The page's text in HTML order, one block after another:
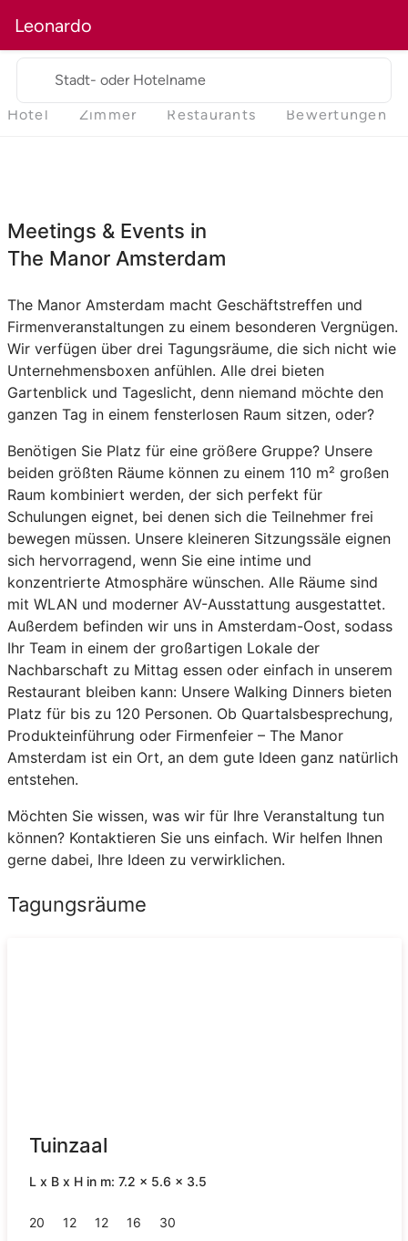
Leonardo
Stadt- oder Hotelname
Hotel Zimmer Restaurants Bewertungen
Meetings & Events in
The Manor Amsterdam
The Manor Amsterdam macht Geschäftstreffen und
Firmenveranstaltungen zu einem besonderen Vergnügen.
Wir verfügen über drei Tagungsräume, die sich nicht wie
Unternehmensboxen anfühlen. Alle drei bieten
Gartenblick und Tageslicht, denn niemand möchte den
ganzen Tag in einem fensterlosen Raum sitzen, oder?
Benötigen Sie Platz für eine größere Gruppe? Unsere
beiden größten Räume können zu einem 110 m² großen
Raum kombiniert werden, der sich perfekt für
Schulungen eignet, bei denen sich die Teilnehmer frei
bewegen müssen. Unsere kleineren Sitzungssäle eignen
sich hervorragend, wenn Sie eine intime und
konzentrierte Atmosphäre wünschen. Alle Räume sind
mit WLAN und moderner AV-Ausstattung ausgestattet.
Außerdem befinden wir uns in Amsterdam-Oost, sodass
Ihr Team in einem der großartigen Lokale der
Nachbarschaft zu Mittag essen oder einfach in unserem
Restaurant bleiben kann: Unsere Walking Dinners bieten
Platz für bis zu 120 Personen. Ob Quartalsbesprechung,
Produkteinführung oder Firmenfeier – The Manor
Amsterdam ist ein Ort, an dem gute Ideen ganz natürlich
entstehen.
Möchten Sie wissen, was wir für Ihre Veranstaltung tun
können? Kontaktieren Sie uns einfach. Wir helfen Ihnen
gerne dabei, Ihre Ideen zu verwirklichen.
Tagungsräume
Tuinzaal
L x B x H in m: 7.2 x 5.6 x 3.5
20 12 12 16
30